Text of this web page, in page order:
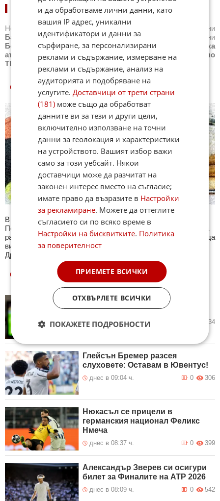
НОВИНИ ПО СПОРТОВЕ:
Новини , Новини
Новини
Баскетбол ,Новини Волейбол ,Новини
Новини
Бойни спортове ,Новини Други спортове
Лека
атлетика
,Новини Моторни спортове ,Новини Спортът по
ТВ
Новини Зимни спортове
СПОРТ КУИЗОВЕ
В секция Спорт ще намерите тематична Куиз рубрика.
Периодично се публикува специализиран куиз с въпроси на
различна спортна тематика. След края на всеки тест може да
видите резултат с верните отговори, които сте натрупали.
Другите куизове може да намерите тук. Успех !
ОЩЕ НОВИНИ ОТ СПОРТ
Спортът по ТВ в събота (8
август)
днес в 09:33 ч. 134
Глейсън Бремер разсея
слуховете: Оставам в Ювентус!
днес в 09:04 ч. 306
0
Нюкасъл се прицели в
германския национал Феликс
Нмеча
днес в 08:37 ч. 399
0
Александър Зверев си осигури
билет за Финалите на ATP 2026
днес в 08:09 ч. 542
0
и да обработваме лични данни, като
вашия IP адрес, уникални
идентификатори и данни за
сърфиране, за персонализирани
реклами и съдържание, измерване на
реклами и съдържание, анализ на
аудиторията и подобряване на
услугите.Доставчици от трети страни
(181) може също да обработват
данните ви за тези и други цели,
включително използване на точни
данни за геолокация и характеристики
на устройството. Вашият избор важи
само за този уебсайт. Някои
доставчици може да разчитат на
законен интерес вместо на съгласие;
имате право да възразите в Настройки
за рекламиране. Можете да оттеглите
съгласието си по всяко време в
Настройки на бисквитките. Политика
за поверителност
ПРИЕМЕТЕ ВСИЧКИ
ОТХВЪРЛЕТЕ ВСИЧКИ
ПОКАЖЕТЕ ПОДРОБНОСТИ